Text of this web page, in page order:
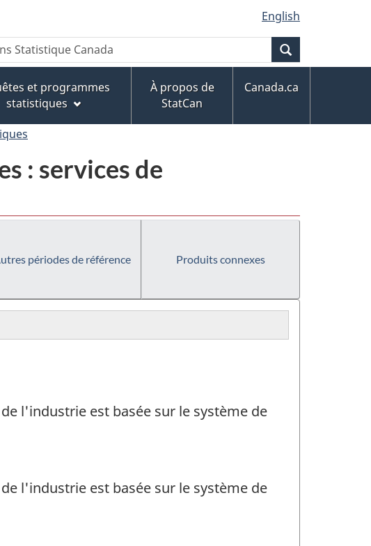
English
et programmes
statistiques
À propos de
StatCan
Canada.ca
: services de
périodes de référence Produits connexes
l'industrie est basée sur le système de
l'industrie est basée sur le système de